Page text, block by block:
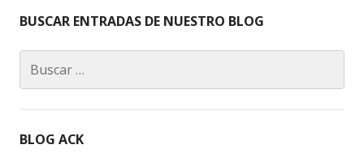
c
e
b
o
a
g
ra
k
e
dI
it
te
r
u
T
u
BUSCAR ENTRADAS DE NUESTRO BLOG
BLOG ACK